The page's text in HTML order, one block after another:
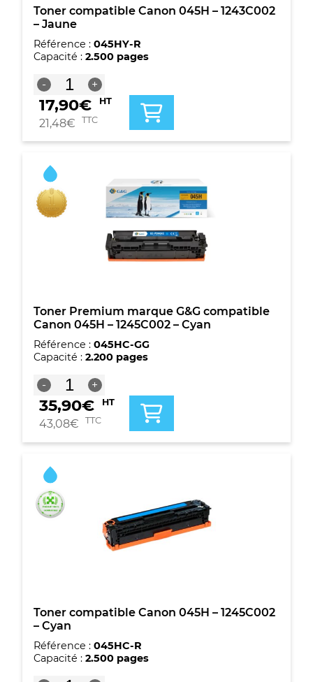
Toner compatible Canon 045H – 1243C002
– Jaune
Référence : 045HY-R
Capacité : 2.500 pages
-
quantité
de
Toner
compatible
045H
1243C002
-
Jaune
+
17,90€ HT
21,48€ TTC
Toner Premium marque G&G compatible
Canon 045H – 1245C002 – Cyan
Référence : 045HC-GG
Capacité : 2.200 pages
-
quantité
de
Toner
Premium
G&G
Canon
045H
-
1245C002
+
35,90€ HT
43,08€ TTC
Toner compatible Canon 045H – 1245C002
– Cyan
Référence : 045HC-R
Capacité : 2.500 pages